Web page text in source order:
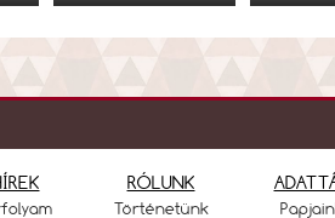
RÓLUNK
Történetünk